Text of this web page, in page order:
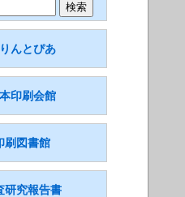
んとぴあ
印刷会館
刷図書館
研究報告書